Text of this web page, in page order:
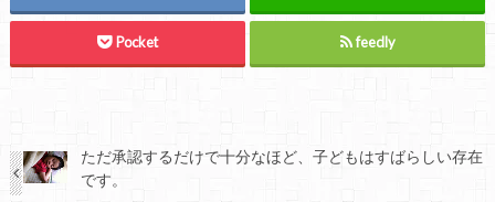
Pocket feedly
ただ承認するだけで十分なほど、子どもはすばらしい存在
です。